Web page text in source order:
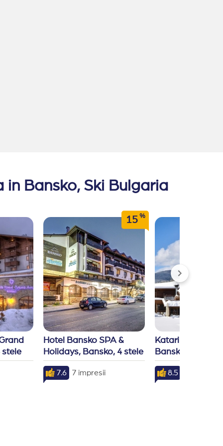
Bansko, Ski Bulgaria
stele
15 %
Hotel Bansko SPA &
Holidays, Bansko, 4 stele
7.6 7 impresii
Katarino Spa
Bansko, 4 stele
8.5